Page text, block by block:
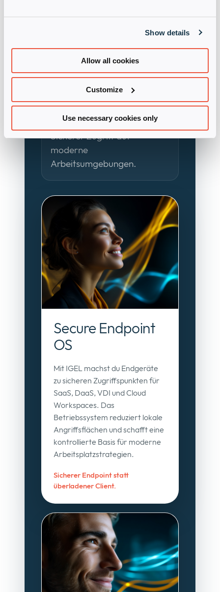
Show details
Allow all cookies
Customize
Use necessary cookies only
Business Continuity
Schneller zurück in den
Arbeitsmodus.
Enterprise Browser &
Cloud Workspaces
Sicherer Zugriff auf
moderne
Arbeitsumgebungen.
Secure Endpoint
OS
Mit IGEL machst du Endgeräte
zu sicheren Zugriffspunkten für
SaaS, DaaS, VDI und Cloud
Workspaces. Das
Betriebssystem reduziert lokale
Angriffsflächen und schafft eine
kontrollierte Basis für moderne
Arbeitsplatzstrategien.
Sicherer Endpoint statt
überladener Client.